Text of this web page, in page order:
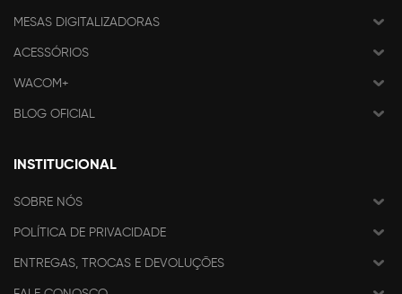
MESAS DIGITALIZADORAS
ACESSÓRIOS
WACOM+
BLOG OFICIAL
INSTITUCIONAL
SOBRE NÓS
POLÍTICA DE PRIVACIDADE
ENTREGAS, TROCAS E DEVOLUÇÕES